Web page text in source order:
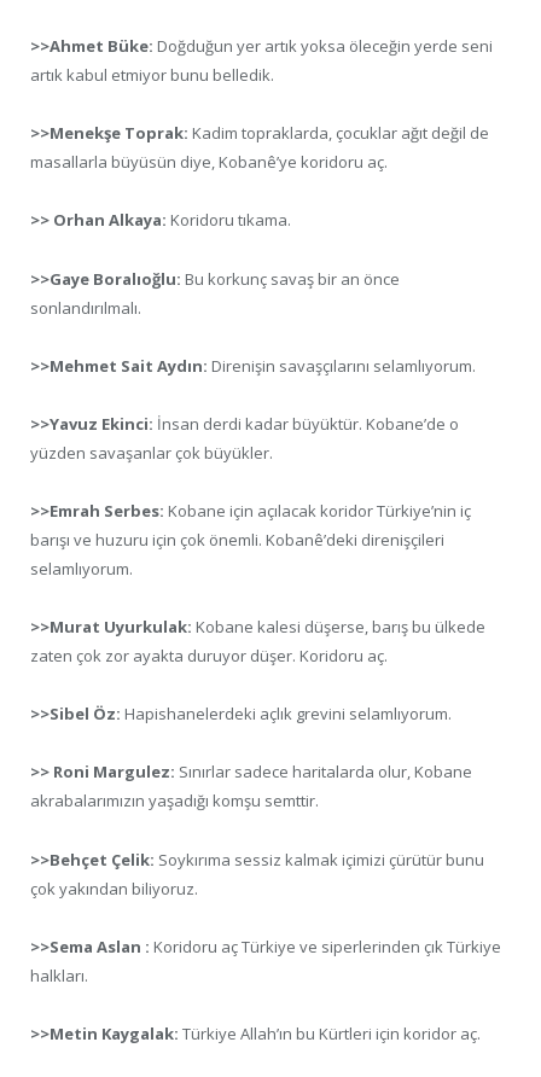
>>Ahmet Büke: Doğduğun yer artık yoksa öleceğin yerde seni
artık kabul etmiyor bunu belledik.
>>Menekşe Toprak: Kadim topraklarda, çocuklar ağıt değil de
masallarla büyüsün diye, Kobanê’ye koridoru aç.
>> Orhan Alkaya: Koridoru tıkama.
>>Gaye Boralıoğlu: Bu korkunç savaş bir an önce
sonlandırılmalı.
>>Mehmet Sait Aydın: Direnişin savaşçılarını selamlıyorum.
>>Yavuz Ekinci: İnsan derdi kadar büyüktür. Kobane’de o
yüzden savaşanlar çok büyükler.
>>Emrah Serbes: Kobane için açılacak koridor Türkiye’nin iç
barışı ve huzuru için çok önemli. Kobanê’deki direnişçileri
selamlıyorum.
>>Murat Uyurkulak: Kobane kalesi düşerse, barış bu ülkede
zaten çok zor ayakta duruyor düşer. Koridoru aç.
>>Sibel Öz: Hapishanelerdeki açlık grevini selamlıyorum.
>> Roni Margulez: Sınırlar sadece haritalarda olur, Kobane
akrabalarımızın yaşadığı komşu semttir.
>>Behçet Çelik: Soykırıma sessiz kalmak içimizi çürütür bunu
çok yakından biliyoruz.
>>Sema Aslan : Koridoru aç Türkiye ve siperlerinden çık Türkiye
halkları.
>>Metin Kaygalak: Türkiye Allah’ın bu Kürtleri için koridor aç.